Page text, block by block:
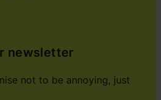
newsletter
not to be annoying, just